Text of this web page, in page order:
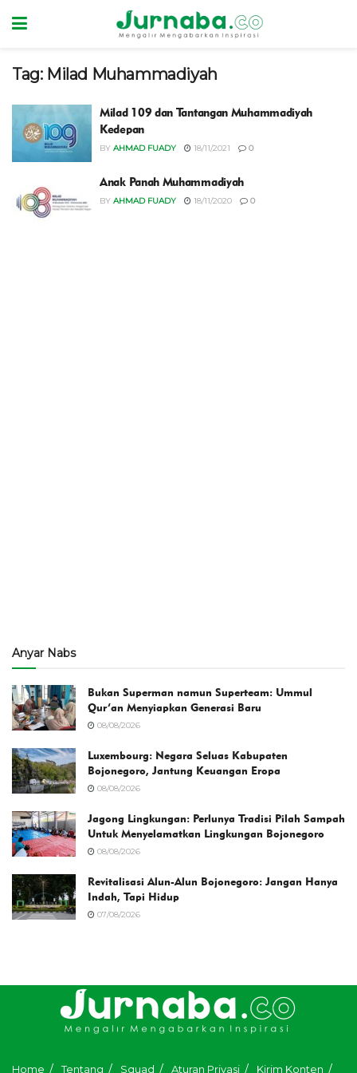
Tag: Milad Muhammadiyah
Milad 109 dan Tantangan Muhammadiyah
Kedepan
BY AHMAD FUADY 18/11/2021 0
Anak Panah Muhammadiyah
BY AHMAD FUADY 18/11/2020 0
Anyar Nabs
Bukan Superman namun Superteam: Ummul
Qur’an Menyiapkan Generasi Baru
08/08/2026
Luxembourg: Negara Seluas Kabupaten
Bojonegoro, Jantung Keuangan Eropa
08/08/2026
Jagong Lingkungan: Perlunya Tradisi Pilah Sampah
Untuk Menyelamatkan Lingkungan Bojonegoro
08/08/2026
Revitalisasi Alun-Alun Bojonegoro: Jangan Hanya
Indah, Tapi Hidup
07/08/2026
Home Tentang Squad Aturan Privasi Kirim Konten